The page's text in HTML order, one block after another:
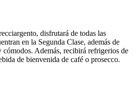
disfrutará de todas las
en la Segunda Clase, además de
cómodos. Además, recibirá refrigerios de
de bienvenida de café o prosecco.